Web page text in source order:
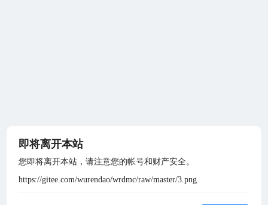
即将离开本站
您即将离开本站，请注意您的帐号和财产安全。
https://gitee.com/wurendao/wrdmc/raw/master/3.png